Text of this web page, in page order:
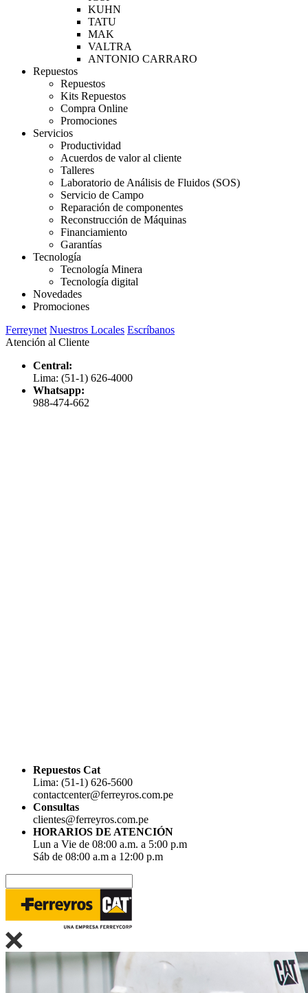
KUHN
TATU
MAK
VALTRA
ANTONIO CARRARO
Repuestos
Repuestos
Kits Repuestos
Compra Online
Promociones
Servicios
Productividad
Acuerdos de valor al cliente
Talleres
Laboratorio de Análisis de Fluidos (SOS)
Servicio de Campo
Reparación de componentes
Reconstrucción de Máquinas
Financiamiento
Garantías
Tecnología
Tecnología Minera
Tecnología digital
Novedades
Promociones
Ferreynet Nuestros Locales Escríbanos
Atención al Cliente
Central:
Lima: (51-1) 626-4000
Whatsapp:
988-474-662
Repuestos Cat
Lima: (51-1) 626-5600
contactcenter@ferreyros.com.pe
Consultas
clientes@ferreyros.com.pe
HORARIOS DE ATENCIÓN
Lun a Vie de 08:00 a.m. a 5:00 p.m
Sáb de 08:00 a.m a 12:00 p.m